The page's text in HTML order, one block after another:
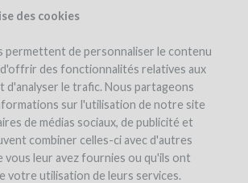
des cookies
permettent de personnaliser le contenu
d'offrir des fonctionnalités relatives aux
d'analyser le trafic. Nous partageons
sur l'utilisation de notre site
de médias sociaux, de publicité et
combiner celles-ci avec d'autres
vous leur avez fournies ou qu'ils ont
votre utilisation de leurs services.
les remboursements en vin